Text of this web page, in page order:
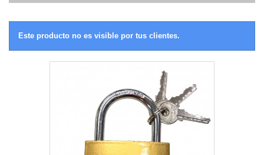
Este producto no es visible por tus clientes.